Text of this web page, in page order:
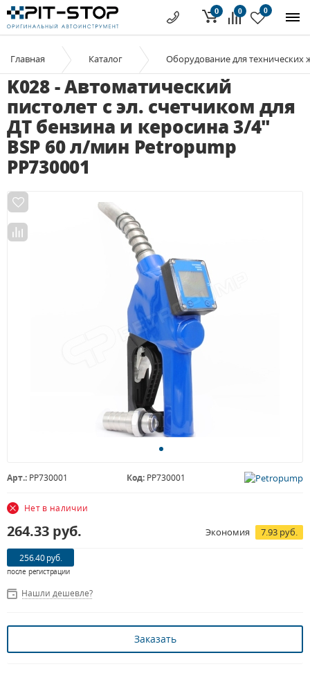
0 0
0
Главная Каталог Оборудование для технических
K028 - Автоматический
пистолет с эл. счетчиком для
ДТ бензина и керосина 3/4"
BSP 60 л/мин Petropump
PP730001
Арт.: PP730001 Код: PP730001
Нет в наличии
264.33 руб. Экономия 7.93 руб.
256.40 руб.
после регистрации
Нашли дешевле?
Заказать